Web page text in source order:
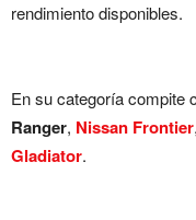
rendimiento disponibles.
En su categoría compite
Ranger, Nissan Frontier,
Gladiator.